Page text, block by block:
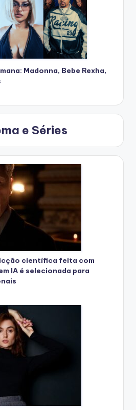
Madonna, Bebe Rexha,
e Séries
científica feita com
IA é selecionada para